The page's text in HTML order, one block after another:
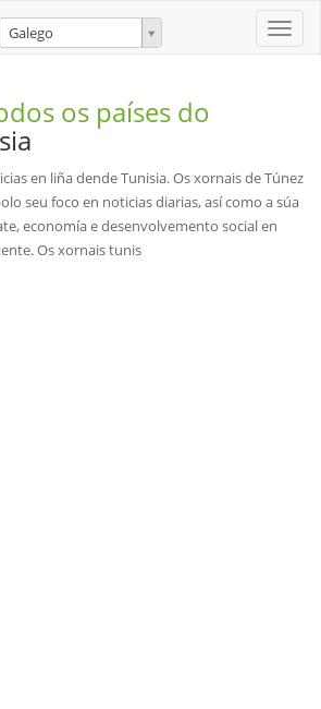
Toggle
Galego
os países do
en liña dende Tunisia. Os xornais de Túnez
seu foco en noticias diarias, así como a súa
economía e desenvolvemento social en
Os xornais tunis